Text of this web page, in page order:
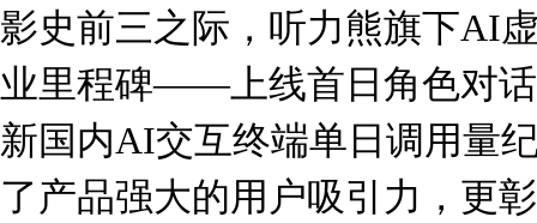
影史前三之际，听力熊旗下AI
业里程碑——上线首日角色对
新国内AI交互终端单日调用量
了产品强大的用户吸引力，更